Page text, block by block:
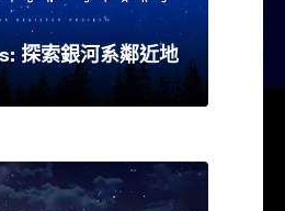
探索銀河系鄰近地